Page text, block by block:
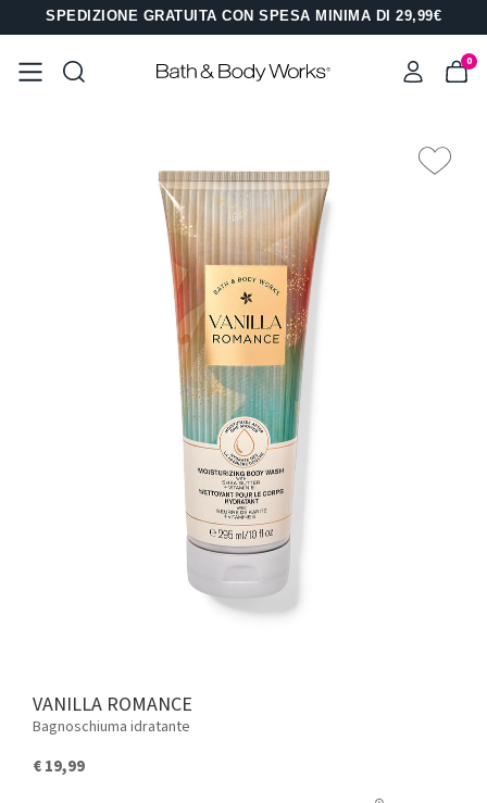
SPEDIZIONE GRATUITA CON SPESA MINIMA DI 29,99€
0
VANILLA ROMANCE
Bagnoschiuma idratante
€ 19,99